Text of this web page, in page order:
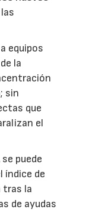
equipos
la
sin
que
el
puede
índice de
tras la
de ayudas